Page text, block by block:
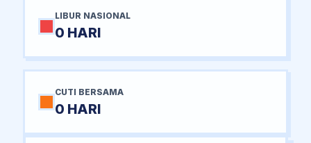
LIBUR NASIONAL
0 HARI
CUTI BERSAMA
0 HARI